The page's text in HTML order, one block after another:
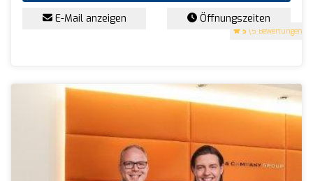
5 (5 Bewertungen)
E-Mail anzeigen Öffnungszeiten